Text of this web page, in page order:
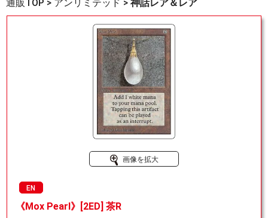
通販TOP > アンリミテッド > 神話レア＆レア
画像を拡大
EN
《Mox Pearl》[2ED] 茶R